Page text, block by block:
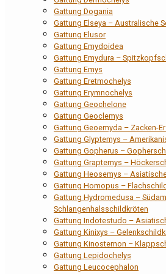
Gattung Dogania
Gattung Elseya – Australische
Gattung Elusor
Gattung Emydoidea
Gattung Emydura –
Gattung Emys
Gattung Eretmochelys
Gattung Erymnochelys
Gattung Geochelone
Gattung Geoclemys
Gattung Geoemyda – Zacken-
Gattung Glyptemys –
Gattung Gopherus –
Gattung Graptemys –
Gattung Heosemys –
Gattung Homopus –
Gattung Hydromedusa –
Schlangenhalsschildkröten
Gattung Indotestudo –
Gattung Kinixys –
Gattung Kinosternon –
Gattung Lepidochelys
Gattung Leucocephalon